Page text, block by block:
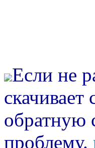
Если не
обратную
проблему.